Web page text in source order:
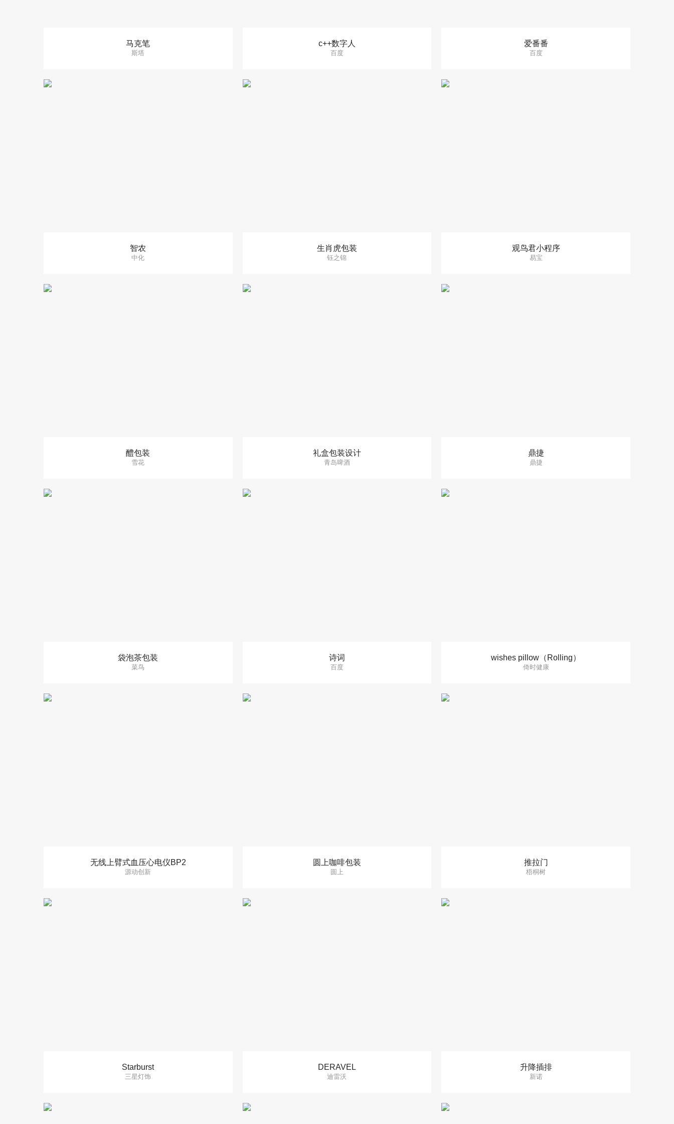
马克笔
斯塔
c++数字人
百度
爱番番
百度
智农
中化
生肖虎包装
钰之锦
观鸟君小程序
易宝
醴包装
雪花
礼盒包装设计
青岛啤酒
鼎捷
鼎捷
袋泡茶包装
菜鸟
诗词
百度
wishes pillow（Rolling）
倚时健康
无线上臂式血压心电仪BP2
源动创新
圆上咖啡包装
圆上
推拉门
梧桐树
Starburst
三星灯饰
DERAVEL
迪雷沃
升降插排
新诺